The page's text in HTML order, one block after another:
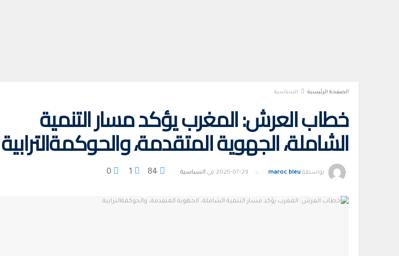
الصفحة الرئيسية السياسية
خطاب العرش: المغرب يؤكد مسار التنمية
الشاملة، الجهوية المتقدمة، والحوكمةالترابية
بواسطة maroc bleu
2025-07-29 في السياسية 84
1